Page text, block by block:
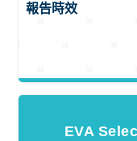
報告時效
EVA